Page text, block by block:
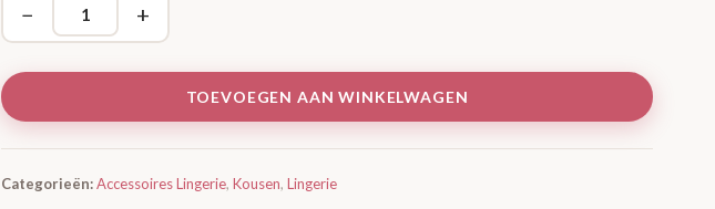
− +
TOEVOEGEN AAN WINKELWAGEN
Categorieën:Accessoires Lingerie, Kousen, Lingerie